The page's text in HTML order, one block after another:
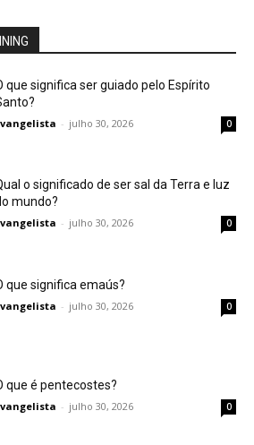
que significa ser guiado pelo Espírito
- julho 30, 2026 0
o significado de ser sal da Terra e luz
mundo?
- julho 30, 2026 0
que significa emaús?
- julho 30, 2026 0
que é pentecostes?
- julho 30, 2026 0